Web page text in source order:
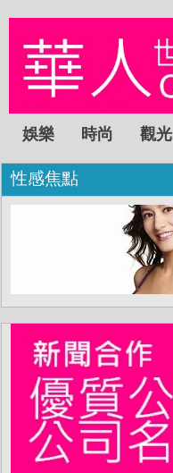
娛樂 時尚 觀光
性感焦點